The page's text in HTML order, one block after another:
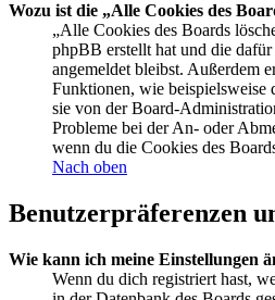
Wozu ist die „Alle Cookies des
„Alle Cookies des Boards
phpBB erstellt hat und die
angemeldet bleibst. Außerdem
Funktionen, wie beispielsweise
sie von der Board-
Probleme bei der An- oder
wenn du die Cookies des
Nach oben
Benutzerpräferenzen
Wie kann ich meine Einstellungen
Wenn du dich registriert hast,